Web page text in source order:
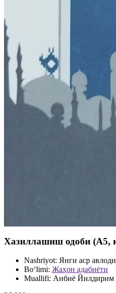
Хазиллашиш одоби (А5,
Nashriyot: Янги аср авлоди
Bo‘limi: Жаҳон адабиёти
Muallifi: Анбиё Йилдирим